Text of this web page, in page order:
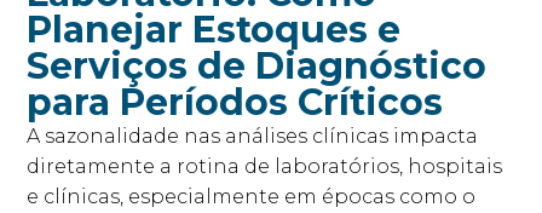
Planejar Estoques e
Serviços de Diagnóstico
para Períodos Críticos
A sazonalidade nas análises clínicas impacta
diretamente a rotina de laboratórios, hospitais
e clínicas, especialmente em épocas como o